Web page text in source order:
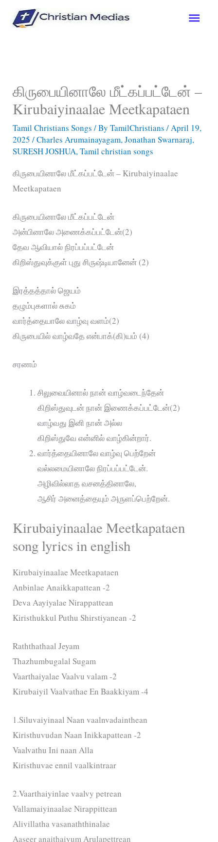
Main
கிருபையினாலே மீட்கப்பட்டேன் –
Kirubaiyinaalae Meetkapataen
Tamil Christians Songs / ByTamilChristians/ April 19,
2025/Charles Arumainayagam,Jonathan Swarnaraj,
SURESH JOSHUA,Tamil christian songs
கிருபையினாலே மீட்கப்பட்டேன் – Kirubaiyinaalae
Meetkapataen
கிருபையினாலே மீட்கப்பட்டேன்
அன்பினாலே அணைக்கப்பட்டேன்(2)
தேவ ஆவியால் நிரப்பப்பட்டேன்
கிறிஸ்துவுக்குள் புது சிருஷ்டியானேன் (2)
இரத்தத்தால் ஜெயம்
தழும்புகளால் சுகம்
வார்த்தையாலே வாழ்வு வளம்(2)
கிருபையில் வாழ்வதே என்பாக்(கி)யம் (4)
சரணம்
சிலுவையினால் நான் வாழ்வடைந்தேன்
கிறிஸ்துவுடன் நான் இணைக்கப்பட்டேன்(2)
வாழ்வது இனி நான் அல்ல
கிறிஸ்துவே என்னில் வாழ்கின்றார்.
வார்த்தையினாலே வாழ்வு பெற்றேன்
வல்லமையினாலே நிரப்பப்பட்டேன்.
அழிவில்லாத வசனத்தினாலே,
ஆசிர் அனைத்தையும் அருளப்பெற்றேன்.
Kirubaiyinaalae Meetkapataen
song lyrics in english
Kirubaiyinaalae Meetkapataen
Anbinlae Anaikkapattean -2
Deva Aayiyalae Nirappattean
Kiristhukkul Puthu Shirstiyanean -2
Raththathaal Jeyam
Thazhumbugalal Sugam
Vaarthaiyalae Vaalvu valam -2
Kirubaiyil Vaalvathae En Baakkiyam -4
1.Siluvaiyinaal Naan vaalnvadainthean
Kiristhuvudan Naan Inikkapattean -2
Vaalvathu Ini naan Alla
Kiristhuvae ennil vaalkintraar
2.Vaarthaiyinlae vaalvy petrean
Vallamaiyinaalae Nirappittean
Alivillatha vasanaththinalae
Aaseer anaithaiyum Arulapettrean